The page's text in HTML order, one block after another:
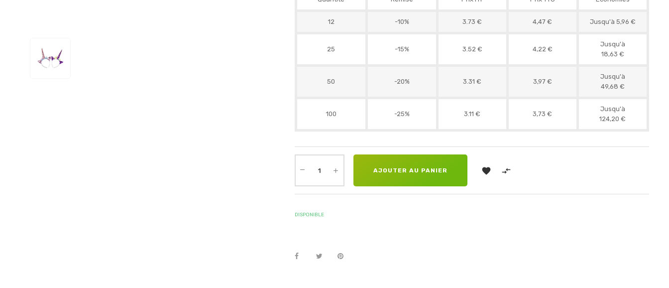
12 -10% 3.73 € 4,47 € Jusqu'à 5,96 €
25 -15% 3.52 € 4,22 €
Jusqu'à
18,63 €
50 -20% 3.31 € 3,97 €
Jusqu'à
49,68 €
100 -25% 3.11 € 3,73 €
Jusqu'à
124,20 €
AJOUTER AU PANIER  
DISPONIBLE